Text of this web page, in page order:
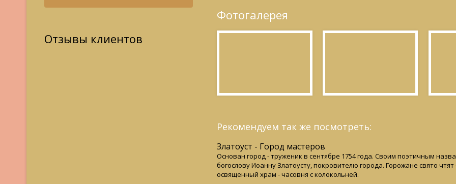
Отзывы клиентов
Фотогалерея
Рекомендуем так же посмотреть:
Златоуст - Город мастеров
Основан город - труженик в сентябре 1754 года. Своим поэтичным
богослову Иоанну Златоусту, покровителю города. Горожане свято
освященный храм - часовня с колокольней.